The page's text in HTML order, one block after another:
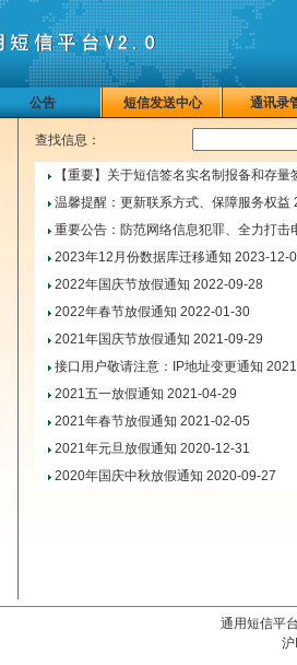
公告 短信发送中心 通讯录
查找信息：
【重要】关于短信签名实名制报备和存
温馨提醒：更新联系方式、保障服务权益
重要公告：防范网络信息犯罪、全力打击
2023年12月份数据库迁移通知 2023-12-
2022年国庆节放假通知 2022-09-28
2022年春节放假通知 2022-01-30
2021年国庆节放假通知 2021-09-29
接口用户敬请注意：IP地址变更通知
2021五一放假通知 2021-04-29
2021年春节放假通知 2021-02-05
2021年元旦放假通知 2020-12-31
2020年国庆中秋放假通知 2020-09-27
通用短信平